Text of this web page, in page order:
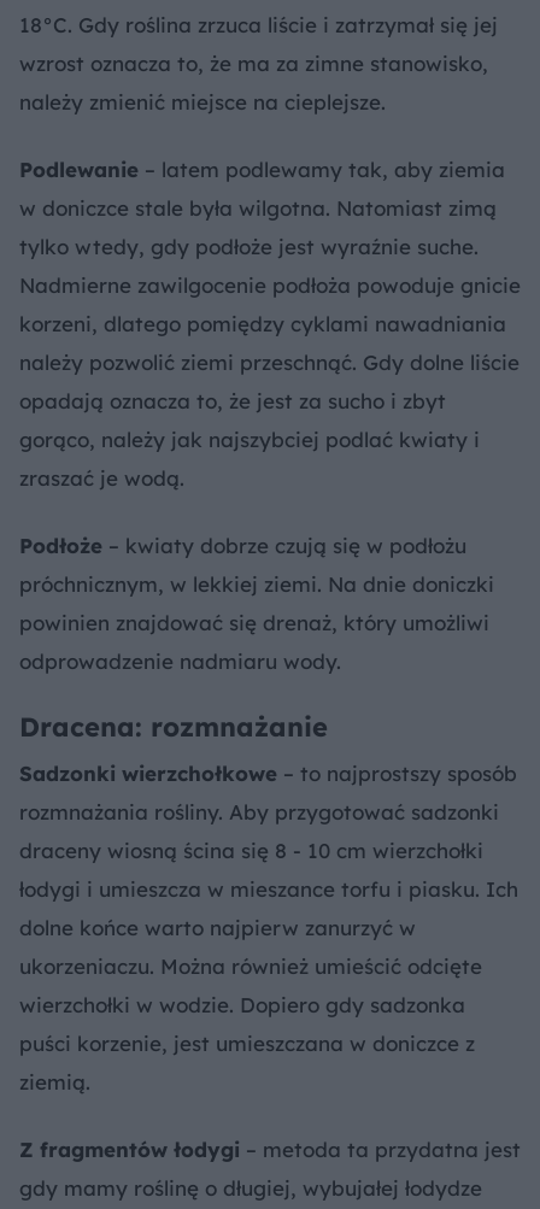
18°C. Gdy roślina zrzuca liście i zatrzymał się jej
wzrost oznacza to, że ma za zimne stanowisko,
należy zmienić miejsce na cieplejsze.
Podlewanie – latem podlewamy tak, aby ziemia
w doniczce stale była wilgotna. Natomiast zimą
tylko wtedy, gdy podłoże jest wyraźnie suche.
Nadmierne zawilgocenie podłoża powoduje gnicie
korzeni, dlatego pomiędzy cyklami nawadniania
należy pozwolić ziemi przeschnąć. Gdy dolne liście
opadają oznacza to, że jest za sucho i zbyt
gorąco, należy jak najszybciej podlać kwiaty i
zraszać je wodą.
Podłoże – kwiaty dobrze czują się w podłożu
próchnicznym, w lekkiej ziemi. Na dnie doniczki
powinien znajdować się drenaż, który umożliwi
odprowadzenie nadmiaru wody.
Dracena: rozmnażanie
Sadzonki wierzchołkowe – to najprostszy sposób
rozmnażania rośliny. Aby przygotować sadzonki
draceny wiosną ścina się 8 - 10 cm wierzchołki
łodygi i umieszcza w mieszance torfu i piasku. Ich
dolne końce warto najpierw zanurzyć w
ukorzeniaczu. Można również umieścić odcięte
wierzchołki w wodzie. Dopiero gdy sadzonka
puści korzenie, jest umieszczana w doniczce z
ziemią.
Z fragmentów łodygi – metoda ta przydatna jest
gdy mamy roślinę o długiej, wybujałej łodydze